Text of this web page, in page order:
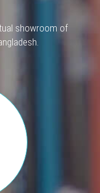
showroom of